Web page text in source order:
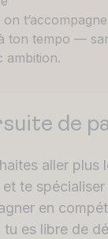
on
ton tempo —
ambition.
de
aller plus
te
en
tu es libre de